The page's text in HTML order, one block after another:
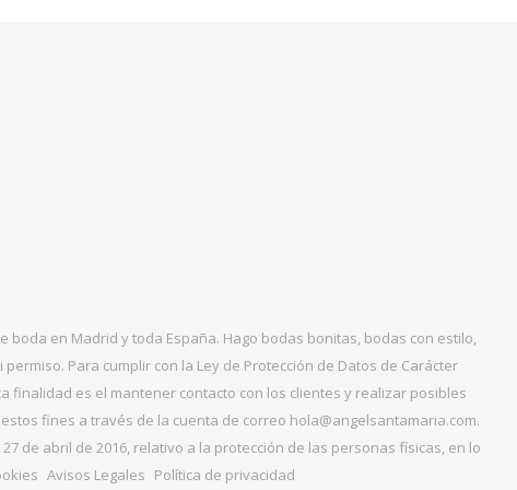
en Madrid y toda España. Hago bodas bonitas, bodas con estilo,
Para cumplir con la Ley de Protección de Datos de Carácter
finalidad es el mantener contacto con los clientes y realizar posibles
fines a través de la cuenta de correo hola@angelsantamaria.com.
de abril de 2016, relativo a la protección de las personas físicas, en lo
Avisos Legales Política de privacidad